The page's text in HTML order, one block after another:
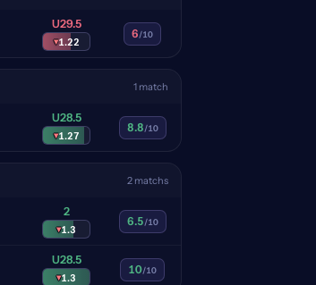
U29.5
▾1.22
6/10
1 match
U28.5
▾1.27
8.8/10
2 matchs
2
▾1.3
6.5/10
U28.5
▾1.3
10/10